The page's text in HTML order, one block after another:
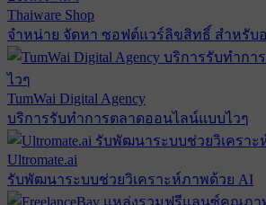
Thaiware Shop
จำหน่าย จัดหา ซอฟต์แวร์ลิขสิทธิ์ สำหรับ
TumWai Digital Agency
บริการรับทำการตลาดออนไลน์แบบไวๆ
Ultromate.ai
รับพัฒนาระบบช่วยวิเคราะห์ภาพด้วย AI